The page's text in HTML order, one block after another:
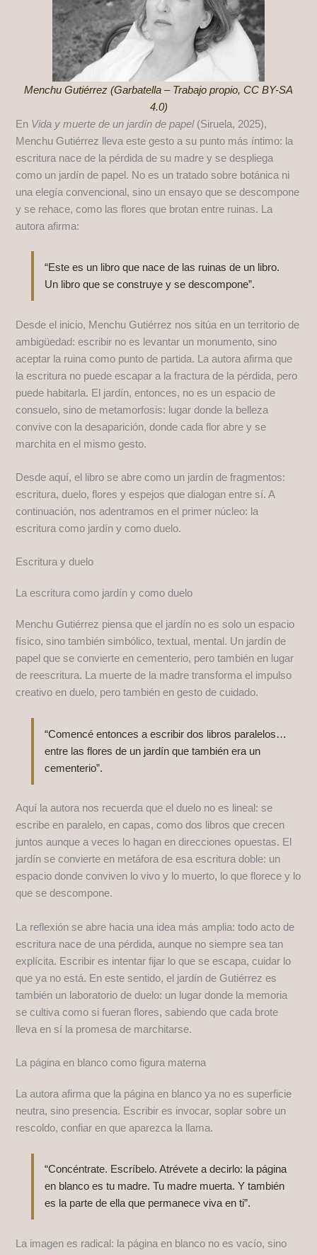
Menchu Gutiérrez (Garbatella – Trabajo propio, CC BY-SA
4.0)
En Vida y muerte de un jardín de papel(Siruela, 2025),
Menchu Gutiérrez lleva este gesto a su punto más íntimo: la
escritura nace de la pérdida de su madre y se despliega
como un jardín de papel. No es un tratado sobre botánica ni
una elegía convencional, sino un ensayo que se descompone
y se rehace, como las flores que brotan entre ruinas. La
autora afirma:
“Este es un libro que nace de las ruinas de un libro.
Un libro que se construye y se descompone”.
Desde el inicio, Menchu Gutiérrez nos sitúa en un territorio de
ambigüedad: escribir no es levantar un monumento, sino
aceptar la ruina como punto de partida. La autora afirma que
la escritura no puede escapar a la fractura de la pérdida, pero
puede habitarla. El jardín, entonces, no es un espacio de
consuelo, sino de metamorfosis: lugar donde la belleza
convive con la desaparición, donde cada flor abre y se
marchita en el mismo gesto.
Desde aquí, el libro se abre como un jardín de fragmentos:
escritura, duelo, flores y espejos que dialogan entre sí. A
continuación, nos adentramos en el primer núcleo: la
escritura como jardín y como duelo.
Escritura y duelo
La escritura como jardín y como duelo
Menchu Gutiérrez piensa que el jardín no es solo un espacio
físico, sino también simbólico, textual, mental. Un jardín de
papel que se convierte en cementerio, pero también en lugar
de reescritura. La muerte de la madre transforma el impulso
creativo en duelo, pero también en gesto de cuidado.
“Comencé entonces a escribir dos libros paralelos…
entre las flores de un jardín que también era un
cementerio”.
Aquí la autora nos recuerda que el duelo no es lineal: se
escribe en paralelo, en capas, como dos libros que crecen
juntos aunque a veces lo hagan en direcciones opuestas. El
jardín se convierte en metáfora de esa escritura doble: un
espacio donde conviven lo vivo y lo muerto, lo que florece y lo
que se descompone.
La reflexión se abre hacia una idea más amplia: todo acto de
escritura nace de una pérdida, aunque no siempre sea tan
explícita. Escribir es intentar fijar lo que se escapa, cuidar lo
que ya no está. En este sentido, el jardín de Gutiérrez es
también un laboratorio de duelo: un lugar donde la memoria
se cultiva como si fueran flores, sabiendo que cada brote
lleva en sí la promesa de marchitarse.
La página en blanco como figura materna
La autora afirma que la página en blanco ya no es superficie
neutra, sino presencia. Escribir es invocar, soplar sobre un
rescoldo, confiar en que aparezca la llama.
“Concéntrate. Escríbelo. Atrévete a decirlo: la página
en blanco es tu madre. Tu madre muerta. Y también
es la parte de ella que permanece viva en ti”.
La imagen es radical: la página en blanco no es vacío, sino